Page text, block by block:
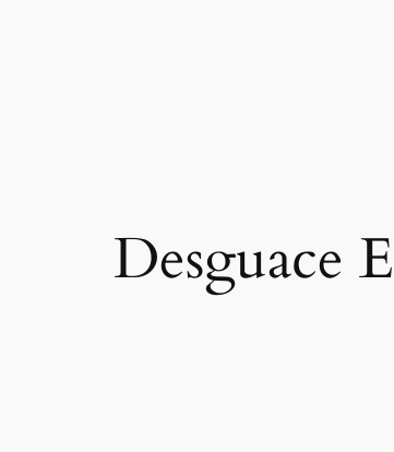
Desguace